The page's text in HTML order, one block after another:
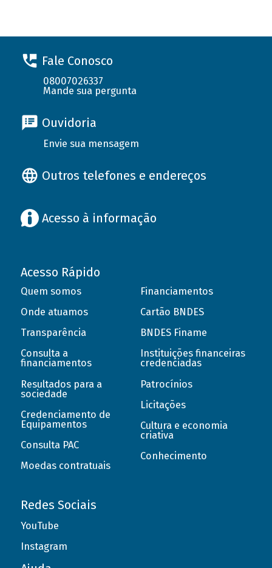
Fale Conosco
08007026337
Mande sua pergunta
Ouvidoria
Envie sua mensagem
Outros telefones e endereços
Acesso à informação
Acesso Rápido
Quem somos
Onde atuamos
Transparência
Consulta a
financiamentos
Resultados para a
sociedade
Credenciamento de
Equipamentos
Consulta PAC
Moedas contratuais
Financiamentos
Cartão BNDES
BNDES Finame
Instituições financeiras
credenciadas
Patrocínios
Licitações
Cultura e economia
criativa
Conhecimento
Redes Sociais
YouTube
Instagram